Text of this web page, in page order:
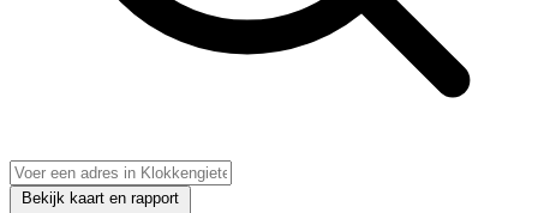
Bekijk kaart en rapport